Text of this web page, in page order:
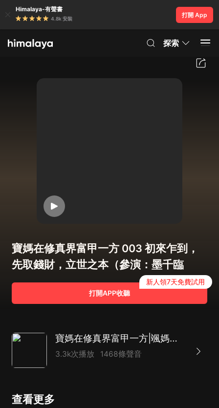
Himalaya-有聲書
4.8k 安裝
打開 App
探索
寶媽在修真界富甲一方 003 初來乍到，
先取錢財，立世之本（參演：墨千臨
打開APP收聽
新人領7天免費試用
寶媽在修真界富甲一方|颯媽萌寶歡樂美食多|多人
3.3k次播放 1468條聲音
查看更多